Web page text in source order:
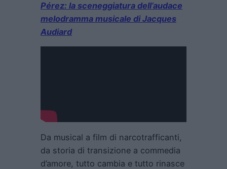
Pérez: la sceneggiatura dell’audace
melodramma musicale di Jacques
Audiard
Da musical a film di narcotrafficanti,
da storia di transizione a commedia
d’amore, tutto cambia e tutto rinasce